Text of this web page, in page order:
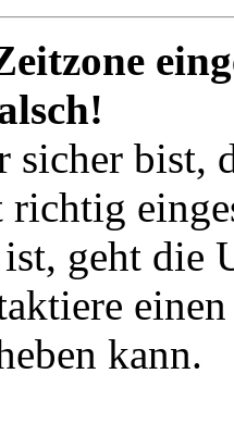
sicher bist,
richtig
geht die
kann.